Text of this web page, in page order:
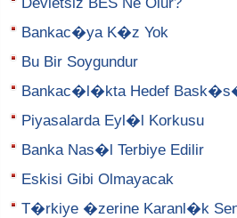
Bankac�ya K�z Yok
Bu Bir Soygundur
Bankac�l�kta Hedef
Piyasalarda Eyl�l Korkusu
Banka Nas�l Terbiye Edilir
Eskisi Gibi Olmayacak
T�rkiye �zerine Karanl�k